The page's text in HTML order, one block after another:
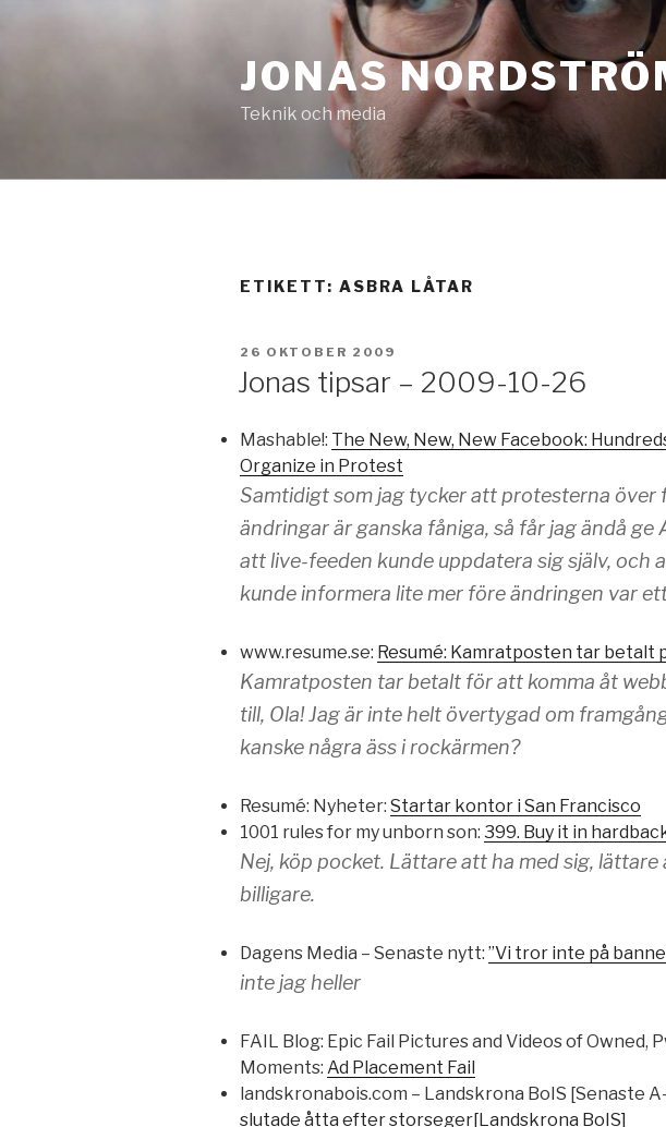
JONAS
Teknik och media
ETIKETT: ASBRA LÅTAR
PUBLICERAT
26 OKTOBER 2009
Jonas tipsar – 2009-10-26
Mashable!: The New, New, New Facebook:
Organize in Protest
Samtidigt som jag tycker att protesterna över
ändringar är ganska fåniga, så får jag ändå ge
att live-feeden kunde uppdatera sig själv, och
kunde informera lite mer före ändringen var
www.resume.se: Resumé: Kamratposten tar betalt
Kamratposten tar betalt för att komma åt
till, Ola! Jag är inte helt övertygad om
kanske några äss i rockärmen?
Resumé: Nyheter: Startar kontor i San Francisco
1001 rules for my unborn son: 399. Buy it in
Nej, köp pocket. Lättare att ha med sig, lättare
billigare.
Dagens Media – Senaste nytt: ”Vi tror inte på
inte jag heller
FAIL Blog: Epic Fail Pictures and Videos of Owned,
Moments: Ad Placement Fail
landskronabois.com – Landskrona BoIS [Senaste
slutade åtta efter storseger[Landskrona BoIS]